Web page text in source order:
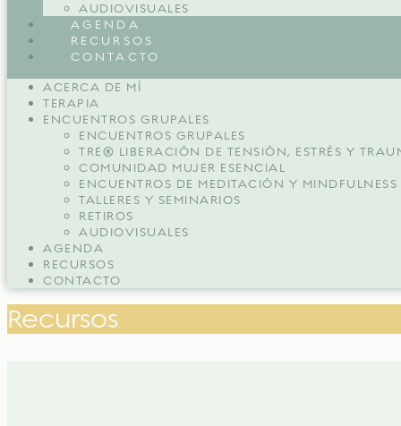
AUDIOVISUALES
AGENDA
RECURSOS
CONTACTO
ACERCA DE MÍ
TERAPIA
ENCUENTROS GRUPALES
ENCUENTROS GRUPALES
TRE® LIBERACIÓN DE TENSIÓN, ESTRÉS Y
COMUNIDAD MUJER ESENCIAL
ENCUENTROS DE MEDITACIÓN Y MINDFULNESS
TALLERES Y SEMINARIOS
RETIROS
AUDIOVISUALES
AGENDA
RECURSOS
CONTACTO
Recursos